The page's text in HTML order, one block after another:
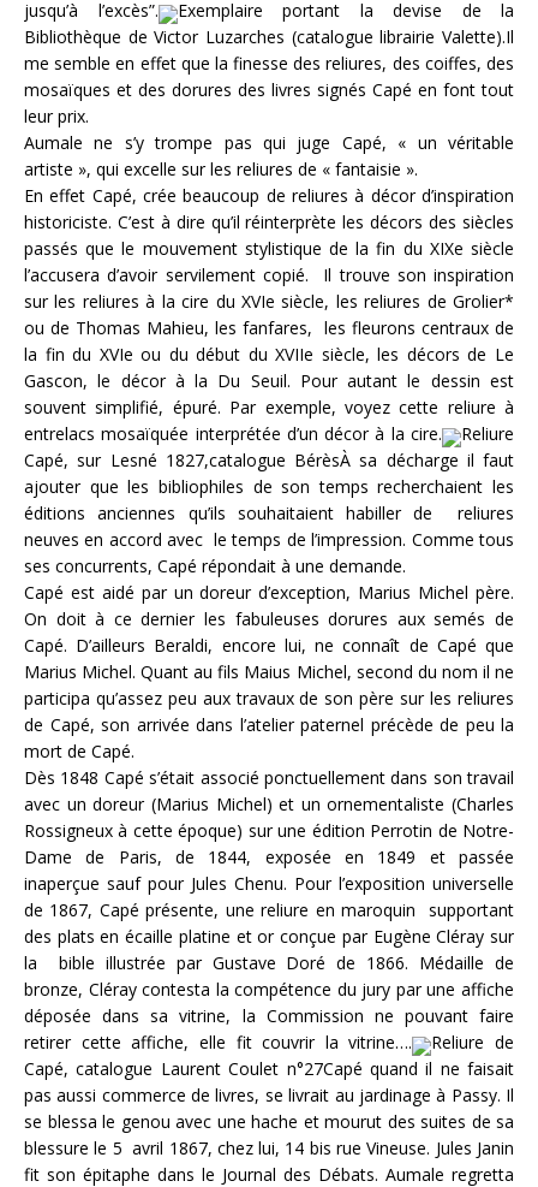
jusqu’à l’excès”.
Exemplaire portant la devise de la
Bibliothèque de Victor Luzarches (catalogue librairie Valette).Il
me semble en effet que la finesse des reliures, des coiffes, des
mosaïques et des dorures des livres signés Capé en font tout
leur prix.
Aumale ne s’y trompe pas qui juge Capé, « un véritable
artiste », qui excelle sur les reliures de « fantaisie ».
En effet Capé, crée beaucoup de reliures à décor d’inspiration
historiciste. C’est à dire qu’il réinterprète les décors des siècles
passés que le mouvement stylistique de la fin du XIXe siècle
l’accusera d’avoir servilement copié. Il trouve son inspiration
sur les reliures à la cire du XVIe siècle, les reliures de Grolier*
ou de Thomas Mahieu, les fanfares, les fleurons centraux de
la fin du XVIe ou du début du XVIIe siècle, les décors de Le
Gascon, le décor à la Du Seuil. Pour autant le dessin est
souvent simplifié, épuré. Par exemple, voyez cette reliure à
entrelacs mosaïquée interprétée d’un décor à la cire.
Reliure
Capé, sur Lesné 1827,catalogue BérèsÀ sa décharge il faut
ajouter que les bibliophiles de son temps recherchaient les
éditions anciennes qu’ils souhaitaient habiller de reliures
neuves en accord avec le temps de l’impression. Comme tous
ses concurrents, Capé répondait à une demande.
Capé est aidé par un doreur d’exception, Marius Michel père.
On doit à ce dernier les fabuleuses dorures aux semés de
Capé. D’ailleurs Beraldi, encore lui, ne connaît de Capé que
Marius Michel. Quant au fils Maius Michel, second du nom il ne
participa qu’assez peu aux travaux de son père sur les reliures
de Capé, son arrivée dans l’atelier paternel précède de peu la
mort de Capé.
Dès 1848 Capé s’était associé ponctuellement dans son travail
avec un doreur (Marius Michel) et un ornementaliste (Charles
Rossigneux à cette époque) sur une édition Perrotin de Notre-
Dame de Paris, de 1844, exposée en 1849 et passée
inaperçue sauf pour Jules Chenu. Pour l’exposition universelle
de 1867, Capé présente, une reliure en maroquin supportant
des plats en écaille platine et or conçue par Eugène Cléray sur
la bible illustrée par Gustave Doré de 1866. Médaille de
bronze, Cléray contesta la compétence du jury par une affiche
déposée dans sa vitrine, la Commission ne pouvant faire
retirer cette affiche, elle fit couvrir la vitrine….
Reliure de
Capé, catalogue Laurent Coulet n°27Capé quand il ne faisait
pas aussi commerce de livres, se livrait au jardinage à Passy. Il
se blessa le genou avec une hache et mourut des suites de sa
blessure le 5 avril 1867, chez lui, 14 bis rue Vineuse. Jules Janin
fit son épitaphe dans le Journal des Débats. Aumale regretta